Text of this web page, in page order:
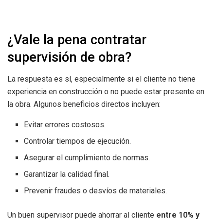
¿Vale la pena contratar
supervisión de obra?
La respuesta es sí, especialmente si el cliente no tiene
experiencia en construcción o no puede estar presente en
la obra. Algunos beneficios directos incluyen:
Evitar errores costosos.
Controlar tiempos de ejecución.
Asegurar el cumplimiento de normas.
Garantizar la calidad final.
Prevenir fraudes o desvíos de materiales.
Un buen supervisor puede ahorrar al cliente entre 10% y